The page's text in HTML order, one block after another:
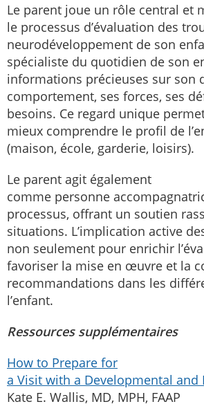
Le parent joue un rôle central et
le processus d’évaluation des
neurodéveloppement de son
spécialiste du quotidien de son
informations précieuses sur son
comportement, ses forces, ses
besoins. Ce regard unique
mieux comprendre le profil de
(maison, école, garderie, loisirs).
Le parent agit également
comme personne
processus, offrant un soutien
situations. L’implication active
non seulement pour enrichir
favoriser la mise en œuvre et la
recommandations dans les
l’enfant.
Ressources supplémentaires
How to Prepare for
a Visit with a Developmental
Kate E. Wallis, MD, MPH, FAAP